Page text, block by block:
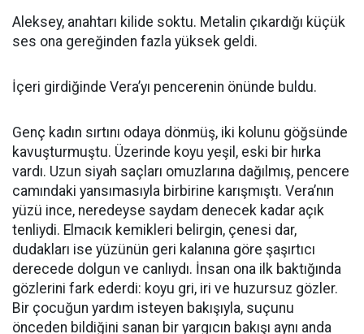
Aleksey, anahtarı kilide soktu. Metalin çıkardığı küçük
ses ona gereğinden fazla yüksek geldi.
İçeri girdiğinde Vera’yı pencerenin önünde buldu.
Genç kadın sırtını odaya dönmüş, iki kolunu göğsünde
kavuşturmuştu. Üzerinde koyu yeşil, eski bir hırka
vardı. Uzun siyah saçları omuzlarına dağılmış, pencere
camındaki yansımasıyla birbirine karışmıştı. Vera’nın
yüzü ince, neredeyse saydam denecek kadar açık
tenliydi. Elmacık kemikleri belirgin, çenesi dar,
dudakları ise yüzünün geri kalanına göre şaşırtıcı
derecede dolgun ve canlıydı. İnsan ona ilk baktığında
gözlerini fark ederdi: koyu gri, iri ve huzursuz gözler.
Bir çocuğun yardım isteyen bakışıyla, suçunu
önceden bildiğini sanan bir yargıcın bakışı aynı anda